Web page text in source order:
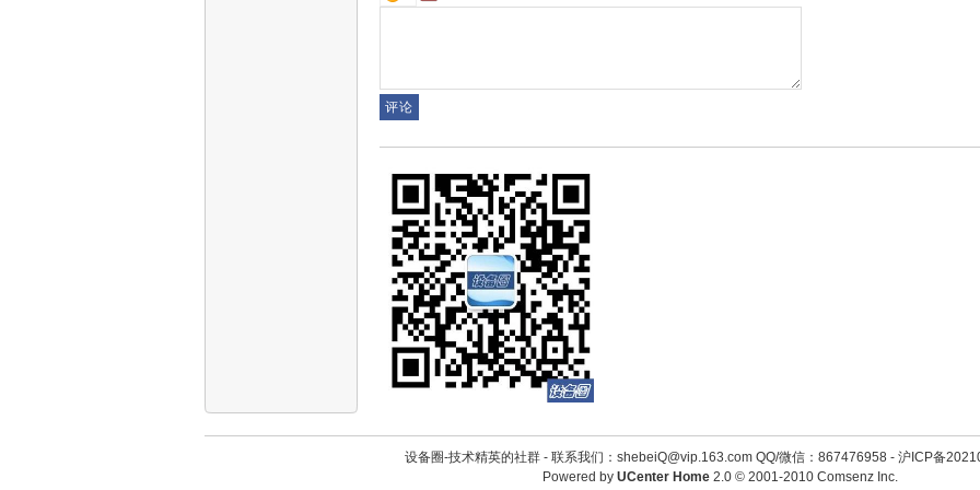
设备圈-技术精英的社群 - 联系我们：shebeiQ@vip.163.com QQ/微信：867476958- 沪ICP备
Powered by UCenter Home 2.0© 2001-2010 Comsenz Inc.